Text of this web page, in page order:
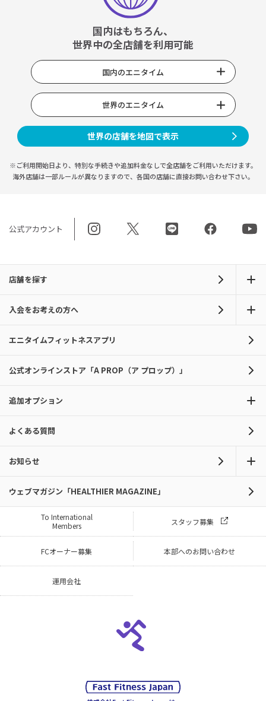
国内はもちろん、
世界中の全店舗を利用可能
国内のエニタイム
世界のエニタイム
世界の店舗を地図で表示
※ご利用開始日より、特別な手続きや追加料金なしで全店舗をご利用いただけます。
海外店舗は一部ルールが異なりますので、 各国の店舗に直接お問い合わせ下さい。
公式アカウント
店舗を探す
入会をお考えの方へ
エニタイムフィットネスアプリ
公式オンラインストア「A PROP（ア プロップ）」
追加オプション
よくある質問
お知らせ
ウェブマガジン「HEALTHIER MAGAZINE」
To International
Members
スタッフ募集
FCオーナー募集 本部へのお問い合わせ
運用会社